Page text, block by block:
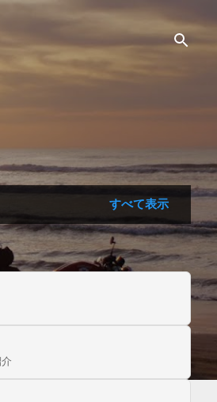
すべて表示